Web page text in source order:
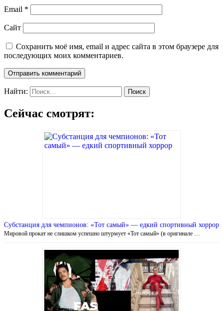
Email *
Сайт
Сохранить моё имя, email и адрес сайта в этом браузере для
последующих моих комментариев.
Найти:
Сейчас смотрят:
Субстанция для чемпионов: «Тот самый» — едкий спортивный хоррор
Мировой прокат не слишком успешно штурмует «Тот самый» (в оригинале …